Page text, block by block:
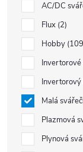
AC/DC
Flux 2
Hobby 109
Invertorové
Malá
Plazmová
Plynová